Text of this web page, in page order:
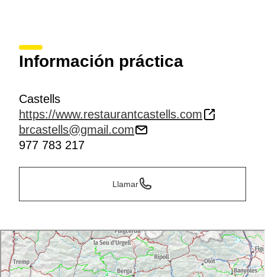
Información práctica
Castells
https://www.restaurantcastells.com
brcastells@gmail.com
977 783 217
Llamar